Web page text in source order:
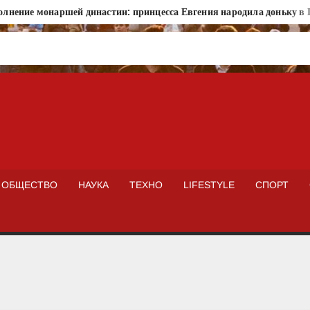
династии: принцесса Евгения народила доньку в
ОБЩЕСТВО НАУКА ТЕХНО LIFESTYLE СПОРТ